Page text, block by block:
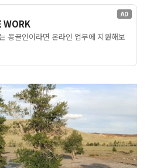
AD
WORK
몽골인이라면 온라인 업무에 지원해보